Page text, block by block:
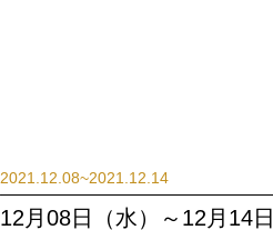
2021.12.08~2021.12.14
12月08日（水）～12月